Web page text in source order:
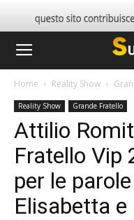
Home Reality Show
Reality Show Grande Fratello
Attilio
Fratello Vip
per le
Elisabetta e